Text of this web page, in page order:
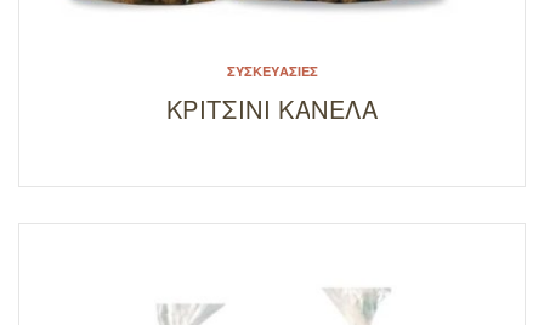
ΣΥΣΚΕΥΑΣΊΕΣ
ΚΡΙΤΣΙΝΙ ΚΑΝΕΛΑ